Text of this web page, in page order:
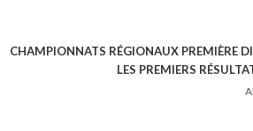
CHAMPIONNATS RÉGIONAUX PREMIÈRE
LES PREMIERS